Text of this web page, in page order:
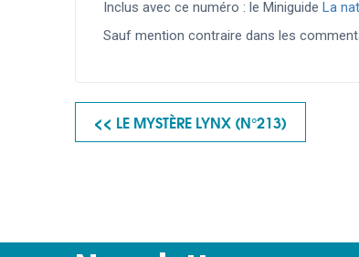
Inclus avec ce numéro : le Miniguide La
Sauf mention contraire dans les
<< LE MYSTÈRE LYNX (N°213)